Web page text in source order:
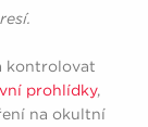
kontrolovat
prohlídky,
na okultní